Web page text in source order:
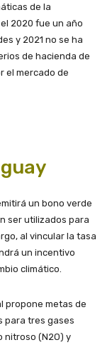
de la
2020 fue un año
y 2021 no se ha
de hacienda de
el mercado de
un bono verde
ser utilizados para
al vincular la tasa
un incentivo
climático.
propone metas de
para tres gases
nitroso (N2O) y